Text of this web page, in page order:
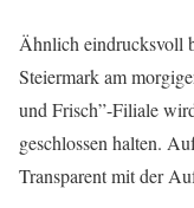
Ähnlich eindrucksvoll
Steiermark am
und Frisch”-Filiale
geschlossen halten.
Transparent mit der